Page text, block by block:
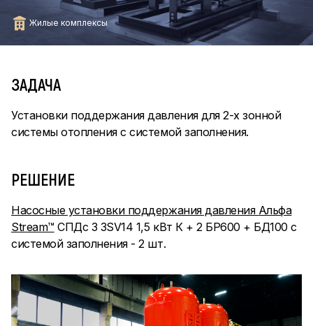
Жилые комплексы
ЗАДАЧА
Установки поддержания давления для 2-х зонной
системы отопления с системой заполнения.
РЕШЕНИЕ
Насосные установки поддержания давления Альфа
Stream™ СПДс 3 3SV14 1,5 кВт К + 2 БР600 + БД100 с
системой заполнения - 2 шт.